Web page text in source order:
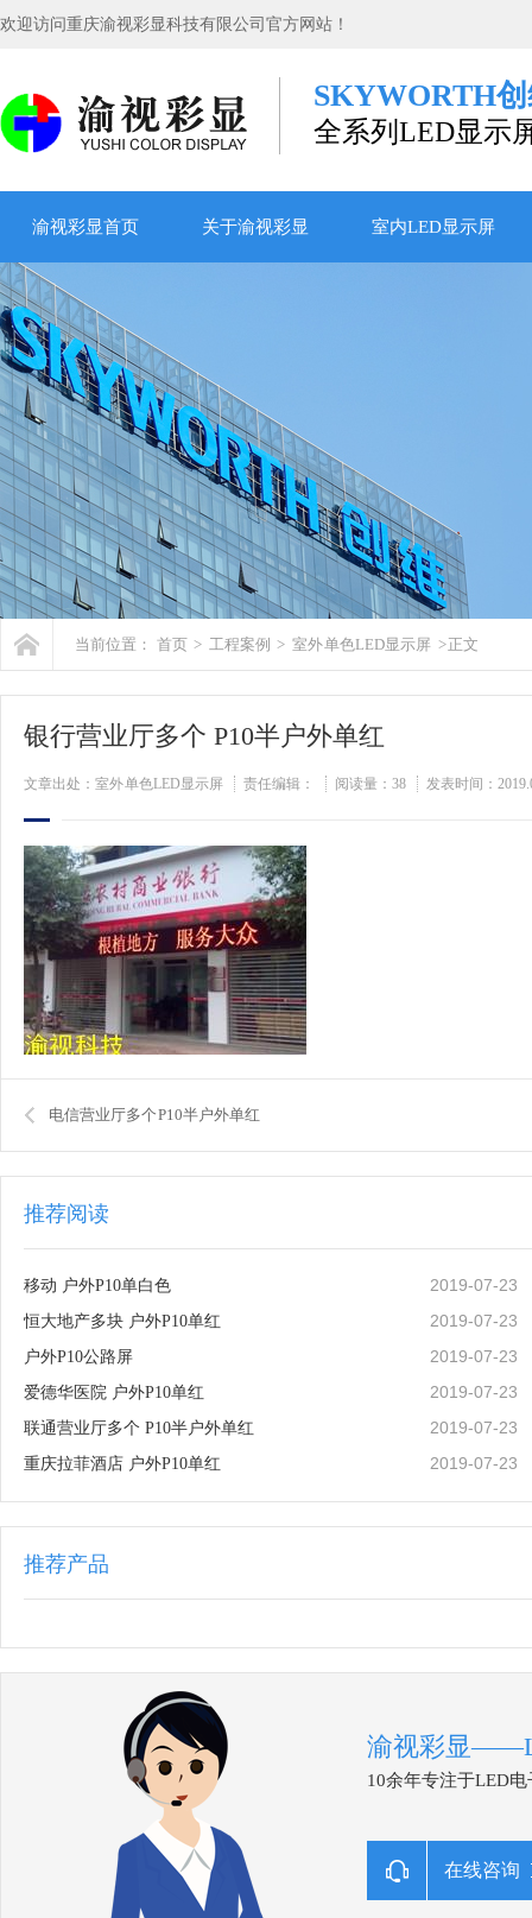
欢迎访问重庆渝视彩显科技有限公司官方网站！
SKYWORTH
全系列LED显示
渝视彩显首页 关于渝视彩显 室内LED显示屏
当前位置： 首页 > 工程案例 > 室外 单色LED显示屏 > 正文
银行营业厅多个 P10半户外单红
文章出处：室外 单色LED显示屏 责任编辑： 阅读量：38 发表时间：
电信营业厅多个 P10半户外单红
推荐阅读
移动 户外P10单白色 2019-07-23
恒大地产多块 户外P10单红 2019-07-23
户外P10公路屏 2019-07-23
爱德华医院 户外P10单红 2019-07-23
联通营业厅多个 P10半户外单红 2019-07-23
重庆拉菲酒店 户外P10单红 2019-07-23
推荐产品
渝视彩显
10余年专注于LED
在线咨询